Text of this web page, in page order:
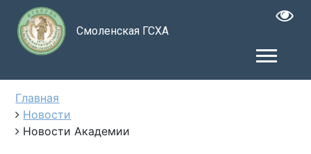
Смоленская ГСХА
Главная
Новости
Новости Академии